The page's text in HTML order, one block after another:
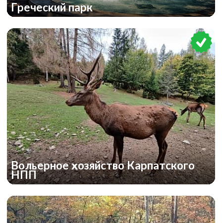
Греческий парк
Вольерное хозяйство Карпатского
НПП